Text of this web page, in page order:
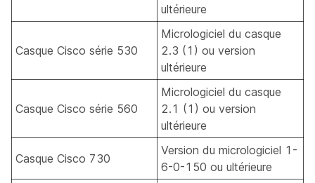
ultérieure
Casque Cisco série 530
Micrologiciel du casque
2.3 (1) ou version
ultérieure
Casque Cisco série 560
Micrologiciel du casque
2.1 (1) ou version
ultérieure
Casque Cisco 730
Version du micrologiciel 1-
6-0-150 ou ultérieure